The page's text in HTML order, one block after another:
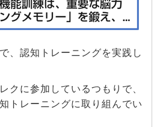
、認知トレーニングを実践し
クに参加しているつもりで、
トレーニングに取り組んでい